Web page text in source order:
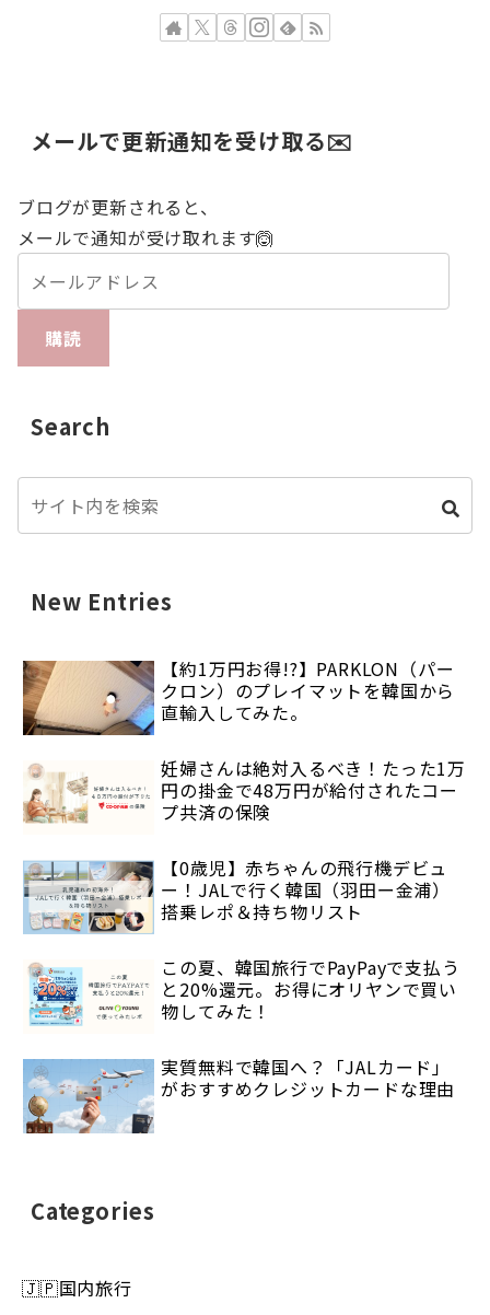
メールで更新通知を受け取る✉️
ブログが更新されると、
メールで通知が受け取れます🙆
購読
Search
New Entries
【約1万円お得!?】PARKLON（パー
クロン）のプレイマットを韓国から
直輸入してみた。
妊婦さんは絶対入るべき！たった1万
円の掛金で48万円が給付されたコー
プ共済の保険
【0歳児】赤ちゃんの飛行機デビュ
ー！JALで行く韓国（羽田ー金浦）
搭乗レポ＆持ち物リスト
この夏、韓国旅行でPayPayで支払う
と20%還元。お得にオリヤンで買い
物してみた！
実質無料で韓国へ？「JALカード」
がおすすめクレジットカードな理由
Categories
🇯🇵国内旅行